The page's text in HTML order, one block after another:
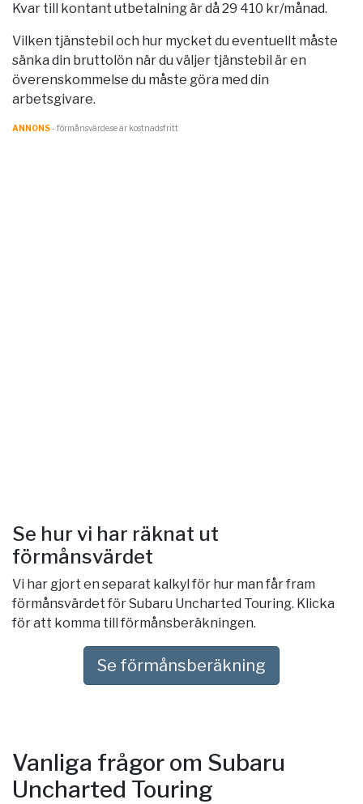
Kvar till kontant utbetalning är då 29 410 kr/månad.
Vilken tjänstebil och hur mycket du eventuellt måste
sänka din bruttolön när du väljer tjänstebil är en
överenskommelse du måste göra med din
arbetsgivare.
ANNONS- förmånsvärde.se är kostnadsfritt
Se hur vi har räknat ut
förmånsvärdet
Vi har gjort en separat kalkyl för hur man får fram
förmånsvärdet för Subaru Uncharted Touring. Klicka
för att komma till förmånsberäkningen.
Se förmånsberäkning
Vanliga frågor om Subaru
Uncharted Touring